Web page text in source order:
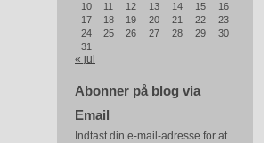
10
11 12 13 14 15
16
17
18 19 20 21 22
23
24
25 26 27 28 29
30
31
« jul
Abonner på blog via
Email
Indtast din e-mail-adresse for at